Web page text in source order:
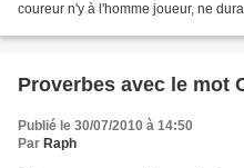
coureur n'y à l'homme joueur, ne
Proverbes avec le mot
Publié le 30/07/2010 à 14:50
Par Raph